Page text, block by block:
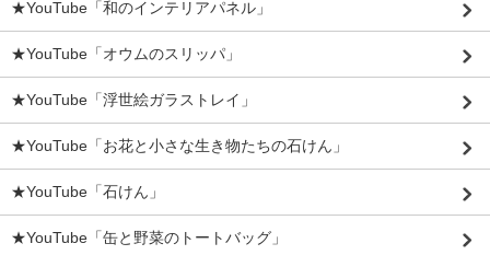
★YouTube「和のインテリアパネル」
★YouTube「オウムのスリッパ」
★YouTube「浮世絵ガラストレイ」
★YouTube「お花と小さな生き物たちの石けん」
★YouTube「石けん」
★YouTube「缶と野菜のトートバッグ」